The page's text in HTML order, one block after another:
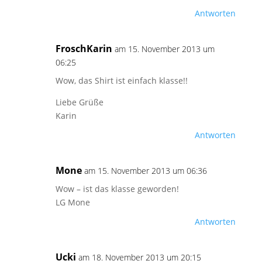
Antworten
FroschKarin am 15. November 2013 um
06:25
Wow, das Shirt ist einfach klasse!!
Liebe Grüße
Karin
Antworten
Mone am 15. November 2013 um 06:36
Wow – ist das klasse geworden!
LG Mone
Antworten
Ucki am 18. November 2013 um 20:15